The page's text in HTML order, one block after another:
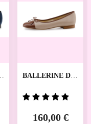
BALLERINE DE
WERNER KERN
160,00 €